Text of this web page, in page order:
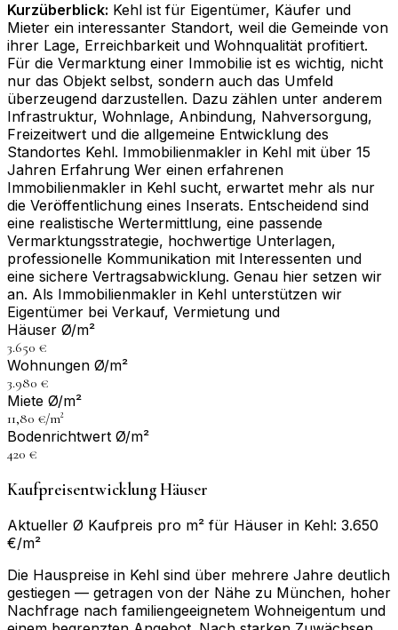
Kurzüberblick: Kehl ist für Eigentümer, Käufer und
Mieter ein interessanter Standort, weil die Gemeinde von
ihrer Lage, Erreichbarkeit und Wohnqualität profitiert.
Für die Vermarktung einer Immobilie ist es wichtig, nicht
nur das Objekt selbst, sondern auch das Umfeld
überzeugend darzustellen. Dazu zählen unter anderem
Infrastruktur, Wohnlage, Anbindung, Nahversorgung,
Freizeitwert und die allgemeine Entwicklung des
Standortes Kehl. Immobilienmakler in Kehl mit über 15
Jahren Erfahrung Wer einen erfahrenen
Immobilienmakler in Kehl sucht, erwartet mehr als nur
die Veröffentlichung eines Inserats. Entscheidend sind
eine realistische Wertermittlung, eine passende
Vermarktungsstrategie, hochwertige Unterlagen,
professionelle Kommunikation mit Interessenten und
eine sichere Vertragsabwicklung. Genau hier setzen wir
an. Als Immobilienmakler in Kehl unterstützen wir
Eigentümer bei Verkauf, Vermietung und
Häuser Ø/m²
3.650 €
Wohnungen Ø/m²
3.980 €
Miete Ø/m²
11,80 €/m²
Bodenrichtwert Ø/m²
420 €
Kaufpreisentwicklung Häuser
Aktueller Ø Kaufpreis pro m² für Häuser in Kehl: 3.650
€/m²
Die Hauspreise in Kehl sind über mehrere Jahre deutlich
gestiegen — getragen von der Nähe zu München, hoher
Nachfrage nach familiengeeignetem Wohneigentum und